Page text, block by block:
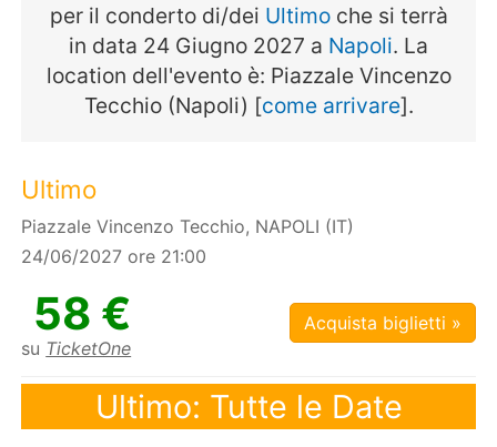
per il conderto di/dei Ultimoche si terrà
in data 24 Giugno 2027 a Napoli. La
location dell'evento è: Piazzale Vincenzo
Tecchio (Napoli) [come arrivare].
Ultimo
Piazzale Vincenzo Tecchio, NAPOLI (IT)
24/06/2027 ore 21:00
58 €
su TicketOne
Acquista biglietti »
Ultimo: Tutte le Date